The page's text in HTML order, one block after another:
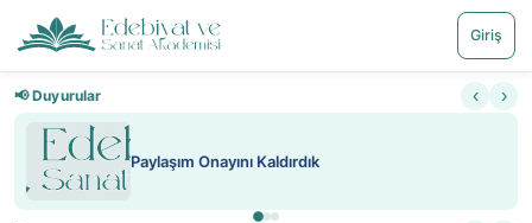
Giriş
📢 Duyurular ‹ ›
Paylaşım Onayını Kaldırdık